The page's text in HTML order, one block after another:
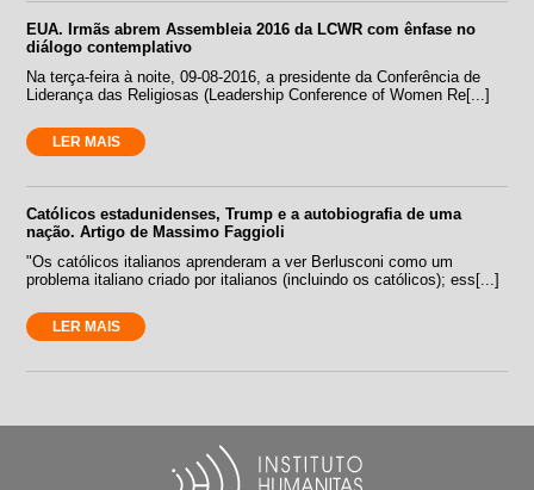
EUA. Irmãs abrem Assembleia 2016 da LCWR com ênfase no
diálogo contemplativo
Na terça-feira à noite, 09-08-2016, a presidente da Conferência de
Liderança das Religiosas (Leadership Conference of Women Re[...]
LER MAIS
Católicos estadunidenses, Trump e a autobiografia de uma
nação. Artigo de Massimo Faggioli
"Os católicos italianos aprenderam a ver Berlusconi como um
problema italiano criado por italianos (incluindo os católicos); ess[...]
LER MAIS